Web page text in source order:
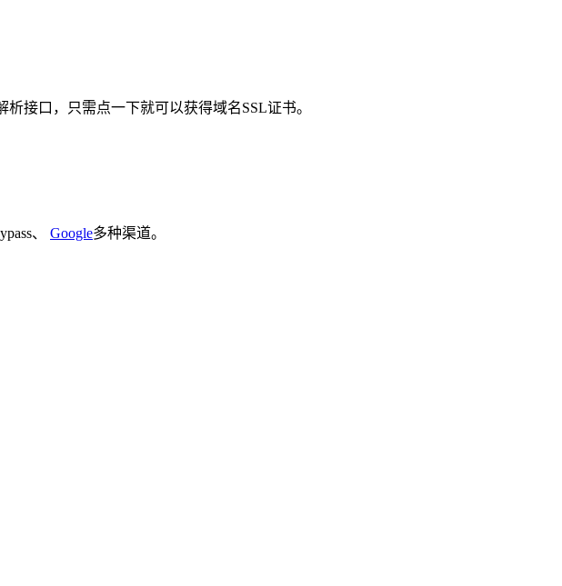
接口，只需点一下就可以获得域名SSL证书。
、 Google多种渠道。